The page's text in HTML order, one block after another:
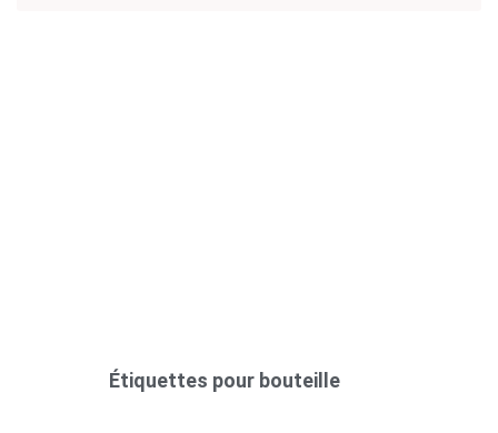
Étiquettes pour bouteille